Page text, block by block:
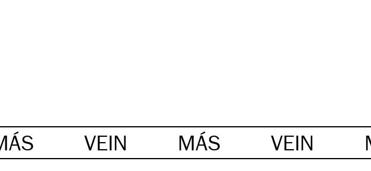
VEIN MÁS VEIN